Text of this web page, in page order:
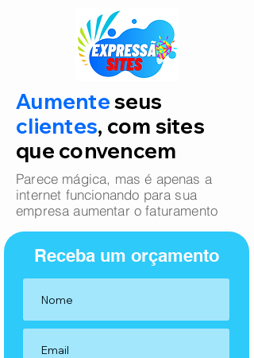
Aumenteseus
clientes, com sites
que convencem
Parece mágica, mas é apenas a
internet funcionando para sua
empresa aumentar o faturamento
Receba um orçamento